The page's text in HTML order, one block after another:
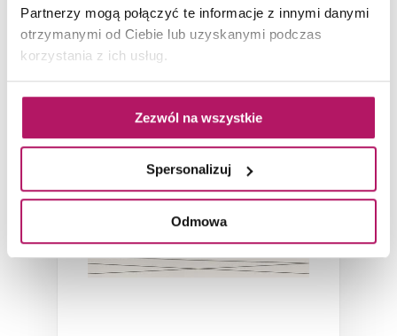
Partnerzy mogą połączyć te informacje z innymi danymi
otrzymanymi od Ciebie lub uzyskanymi podczas
korzystania z ich usług.
Zezwól na wszystkie
Spersonalizuj
Odmowa
ZOBACZ PRODUKT
Dostępność:na zamówienie